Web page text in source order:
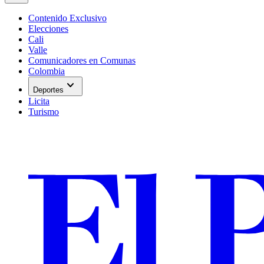
Contenido Exclusivo
Elecciones
Cali
Valle
Comunicadores en Comunas
Colombia
Deportes expand_more
Licita
Turismo